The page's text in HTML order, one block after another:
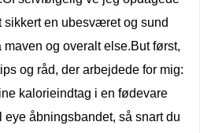
sikkert en ubesværet og sund
og overalt else.But først,
og råd, der arbejdede for mig:
kalorieindtag i en fødevare
åbningsbandet, så snart du